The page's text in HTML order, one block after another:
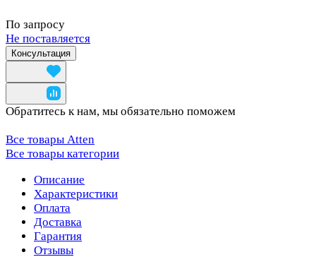
По запросу
Не поставляется
Консультация
Обратитесь к нам, мы обязательно поможем
Все товары Atten
Все товары категории
Описание
Характеристики
Оплата
Доставка
Гарантия
Отзывы